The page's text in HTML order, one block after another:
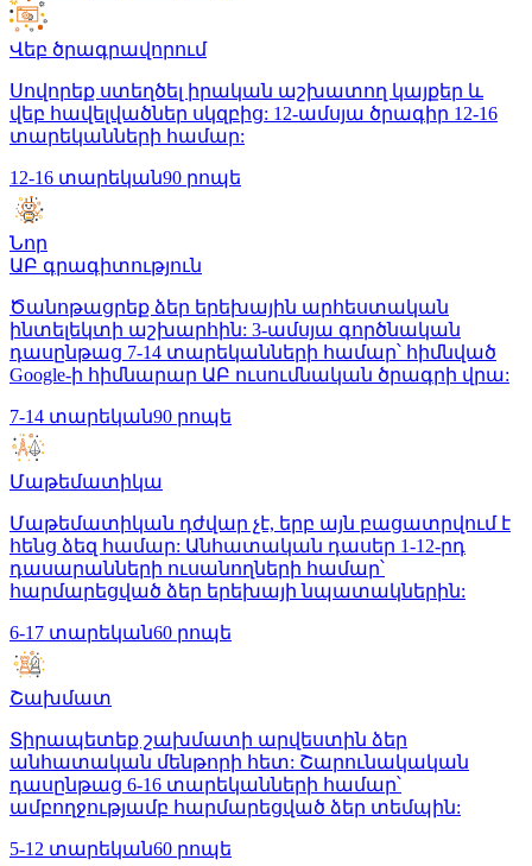
Վեբ ծրագրավորում
Սովորեք ստեղծել իրական աշխատող կայքեր և
վեբ հավելվածներ սկզբից: 12-ամսյա ծրագիր 12-16
տարեկանների համար:
12-16 տարեկան90 րոպե
Նոր
ԱԲ գրագիտություն
Ծանոթացրեք ձեր երեխային արհեստական
ինտելեկտի աշխարհին: 3-ամսյա գործնական
դասընթաց 7-14 տարեկանների համար՝ հիմնված
Google-ի հիմնարար ԱԲ ուսումնական ծրագրի վրա:
7-14 տարեկան90 րոպե
Մաթեմատիկա
Մաթեմատիկան դժվար չէ, երբ այն բացատրվում է
հենց ձեզ համար: Անհատական դասեր 1-12-րդ
դասարանների ուսանողների համար՝
հարմարեցված ձեր երեխայի նպատակներին:
6-17 տարեկան60 րոպե
Շախմատ
Տիրապետեք շախմատի արվեստին ձեր
անհատական մենթորի հետ: Շարունակական
դասընթաց 6-16 տարեկանների համար՝
ամբողջությամբ հարմարեցված ձեր տեմպին:
5-12 տարեկան60 րոպե